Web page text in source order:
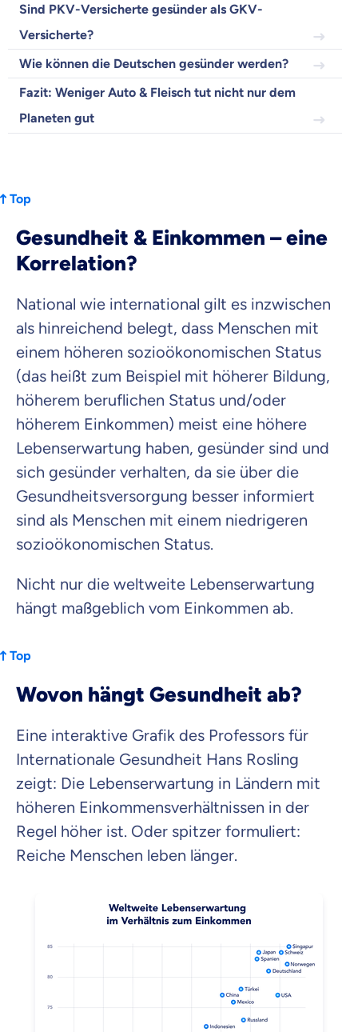
Sind PKV-Versicherte gesünder als GKV-
Versicherte?
Wie können die Deutschen gesünder werden?
Fazit: Weniger Auto & Fleisch tut nicht nur dem
Planeten gut
Top
Gesundheit & Einkommen – eine
Korrelation?
National wie international gilt es inzwischen
als hinreichend belegt, dass Menschen mit
einem höheren sozioökonomischen Status
(das heißt zum Beispiel mit höherer Bildung,
höherem beruflichen Status und/oder
höherem Einkommen) meist eine höhere
Lebenserwartung haben, gesünder sind und
sich gesünder verhalten, da sie über die
Gesundheitsversorgung besser informiert
sind als Menschen mit einem niedrigeren
sozioökonomischen Status.
Nicht nur die weltweite Lebenserwartung
hängt maßgeblich vom Einkommen ab.
Top
Wovon hängt Gesundheit ab?
Eine interaktive Grafik des Professors für
Internationale Gesundheit Hans Rosling
zeigt: Die Lebenserwartung in Ländern mit
höheren Einkommensverhältnissen in der
Regel höher ist. Oder spitzer formuliert:
Reiche Menschen leben länger.
Weil es uns wichtig ist, dass
du dich gut beraten fühlst.
Objektive und faire Beratung
Wir möchten, dass du dich aus Überzeugung für
uns entscheidest.
Vergleich mit anderen Tarifen am Markt
Wozu dürfen wir dich beraten?
Versicherung
Versicherung
Zahnzusatz
Versicherung
Versicherung
Mit dem Abschicken meiner Daten erkläre ich meine
Weiter zu deinen Informationen